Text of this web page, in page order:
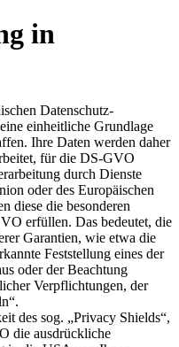
in
Datenschutz-
einheitliche Grundlage
Ihre Daten werden daher
für die DS-GVO
durch Dienste
oder des Europäischen
diese die besonderen
erfüllen. Das bedeutet, die
Garantien, wie etwa die
Feststellung eines der
oder der Beachtung
Verpflichtungen, der
des sog. „Privacy Shields“,
die ausdrückliche